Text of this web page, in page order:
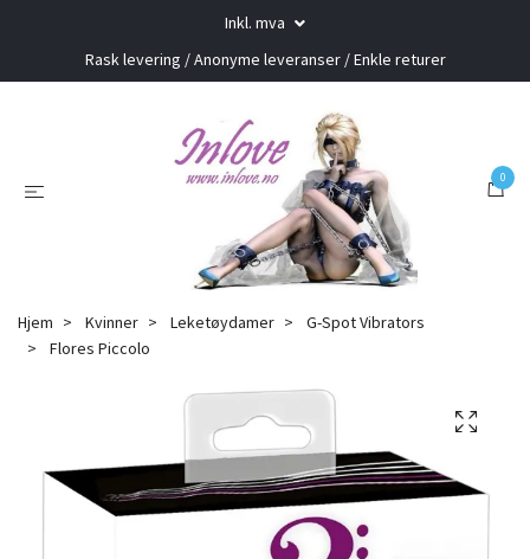
Inkl. mva
Rask levering / Anonyme leveranser / Enkle returer
0
Hjem Kvinner Leketøydamer
G-Spot Vibrators
Flores Piccolo